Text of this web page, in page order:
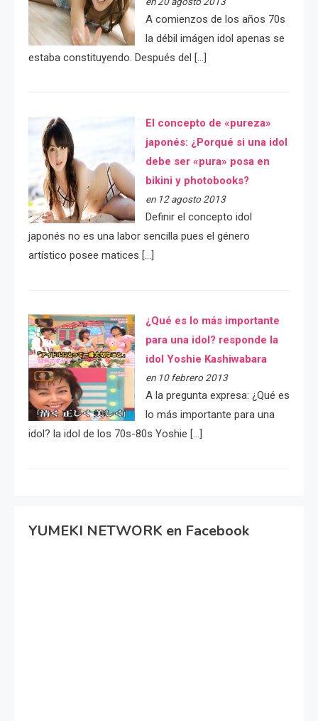
A comienzos de los años 70s
la débil imágen idol apenas se
estaba constituyendo. Después del […]
El concepto de «pureza»
japonés: ¿Porqué si una idol
debe ser «pura» posa en
bikini y photobooks?
en 12 agosto 2013
Definir el concepto idol
japonés no es una labor sencilla pues el género
artístico posee matices […]
¿Qué es lo más importante
para una idol? responde la
idol Yoshie Kashiwabara
en 10 febrero 2013
A la pregunta expresa: ¿Qué es
lo más importante para una
idol? la idol de los 70s-80s Yoshie […]
YUMEKI NETWORK en Facebook